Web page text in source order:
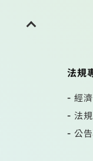
法規
經
法
公